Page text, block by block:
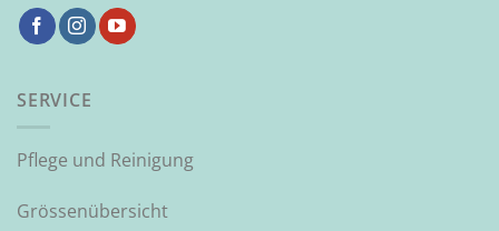
SERVICE
Pflege und Reinigung
Grössenübersicht